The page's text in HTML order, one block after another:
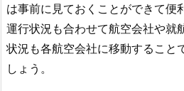
は事前に見ておくことができて便
運行状況も合わせて航空会社や就
状況も各航空会社に移動すること
しょう。